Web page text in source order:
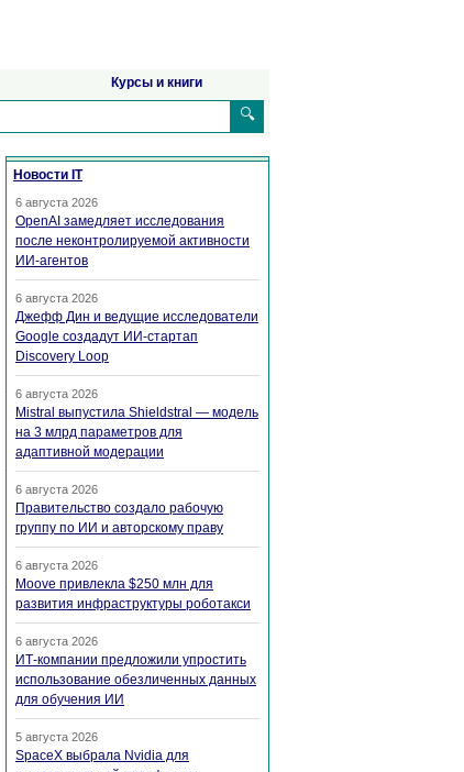
Курсы и книги
🔍
Новости IT
6 августа 2026
OpenAI замедляет исследования
после неконтролируемой активности
ИИ-агентов
6 августа 2026
Джефф Дин и ведущие исследователи
Google создадут ИИ-стартап
Discovery Loop
6 августа 2026
Mistral выпустила Shieldstral — модель
на 3 млрд параметров для
адаптивной модерации
6 августа 2026
Правительство создало рабочую
группу по ИИ и авторскому праву
6 августа 2026
Moove привлекла $250 млн для
развития инфраструктуры роботакси
6 августа 2026
ИТ-компании предложили упростить
использование обезличенных данных
для обучения ИИ
5 августа 2026
SpaceX выбрала Nvidia для